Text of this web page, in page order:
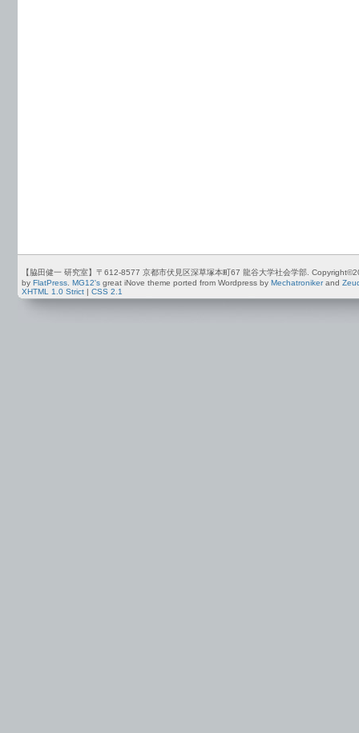
【脇田健一 研究室】〒612-8577 京都市伏見区深草塚本町67 龍谷大学社会学部.
by FlatPress. MG12's great iNove theme ported from Wordpress by Mechatronikerand
XHTML 1.0 Strict
CSS 2.1